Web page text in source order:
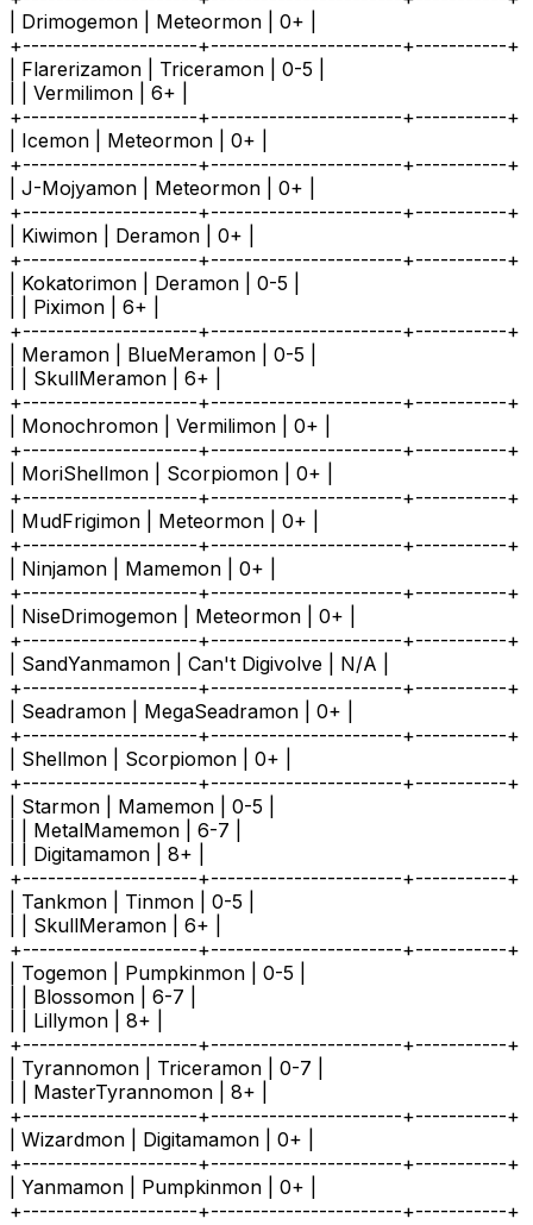
| Drimogemon | Meteormon | 0+ |
+---------------------+-----------------------+-----------+
| Flarerizamon | Triceramon | 0-5 |
| | Vermilimon | 6+ |
+---------------------+-----------------------+-----------+
| Icemon | Meteormon | 0+ |
+---------------------+-----------------------+-----------+
| J-Mojyamon | Meteormon | 0+ |
+---------------------+-----------------------+-----------+
| Kiwimon | Deramon | 0+ |
+---------------------+-----------------------+-----------+
| Kokatorimon | Deramon | 0-5 |
| | Piximon | 6+ |
+---------------------+-----------------------+-----------+
| Meramon | BlueMeramon | 0-5 |
| | SkullMeramon | 6+ |
+---------------------+-----------------------+-----------+
| Monochromon | Vermilimon | 0+ |
+---------------------+-----------------------+-----------+
| MoriShellmon | Scorpiomon | 0+ |
+---------------------+-----------------------+-----------+
| MudFrigimon | Meteormon | 0+ |
+---------------------+-----------------------+-----------+
| Ninjamon | Mamemon | 0+ |
+---------------------+-----------------------+-----------+
| NiseDrimogemon | Meteormon | 0+ |
+---------------------+-----------------------+-----------+
| SandYanmamon | Can't Digivolve | N/A |
+---------------------+-----------------------+-----------+
| Seadramon | MegaSeadramon | 0+ |
+---------------------+-----------------------+-----------+
| Shellmon | Scorpiomon | 0+ |
+---------------------+-----------------------+-----------+
| Starmon | Mamemon | 0-5 |
| | MetalMamemon | 6-7 |
| | Digitamamon | 8+ |
+---------------------+-----------------------+-----------+
| Tankmon | Tinmon | 0-5 |
| | SkullMeramon | 6+ |
+---------------------+-----------------------+-----------+
| Togemon | Pumpkinmon | 0-5 |
| | Blossomon | 6-7 |
| | Lillymon | 8+ |
+---------------------+-----------------------+-----------+
| Tyrannomon | Triceramon | 0-7 |
| | MasterTyrannomon | 8+ |
+---------------------+-----------------------+-----------+
| Wizardmon | Digitamamon | 0+ |
+---------------------+-----------------------+-----------+
| Yanmamon | Pumpkinmon | 0+ |
+---------------------+-----------------------+-----------+